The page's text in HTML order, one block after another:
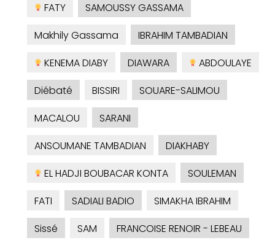
FATY
SAMOUSSY GASSAMA
Makhily Gassama
IBRAHIM TAMBADIAN
KENEMA DIABY
DIAWARA
ABDOULAYE
Diébaté
BISSIRI
SOUARE-SALIMOU
MACALOU
SARANI
ANSOUMANE TAMBADIAN
DIAKHABY
EL HADJI BOUBACAR KONTA
SOULEMAN
FATI
SADIALI BADIO
SIMAKHA IBRAHIM
Sissé
SAM
FRANCOISE RENOIR - LEBEAU